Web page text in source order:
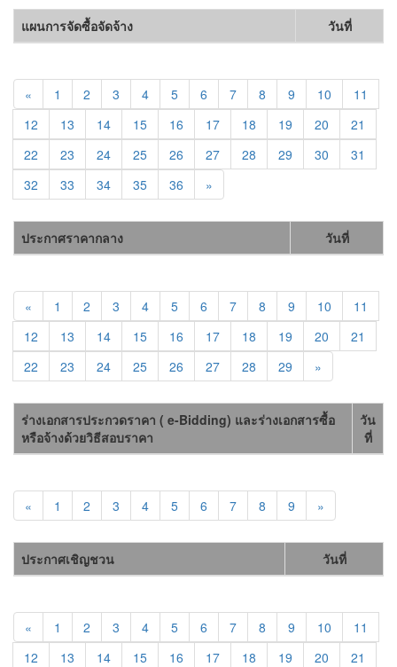
แผนการจัดซื้อจัดจ้าง วันที่
« 1 2 3 4 5 6 7 8 9 10
11
12
13 14 15 16 17 18 19 20
21
22
23 24 25 26 27 28 29 30
31
32
33 34 35 36 »
ประกาศราคากลาง วันที่
« 1 2 3 4 5 6 7 8 9 10
11
12
13 14 15 16 17 18 19 20
21
22
23 24 25 26 27 28 29 »
ร่างเอกสารประกวดราคา ( e-Bidding) และร่างเอกสารซื้อ
หรือจ้างด้วยวิธีสอบราคา
วัน
ที่
« 1 2 3 4 5 6 7 8 9 »
ประกาศเชิญชวน วันที่
« 1 2 3 4 5 6 7 8 9 10
11
12
13 14 15 16 17 18 19 20
21